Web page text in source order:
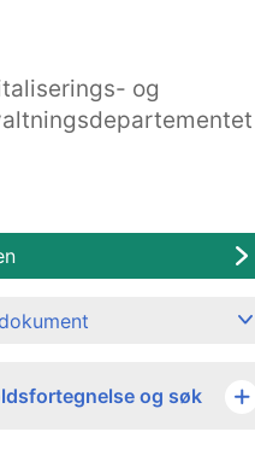
og
og søk